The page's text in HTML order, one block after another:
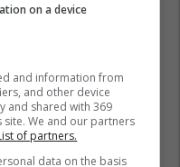
Sali
on a device
and information from
and other device
and shared with 369
We and our partners
of partners.
data on the basis